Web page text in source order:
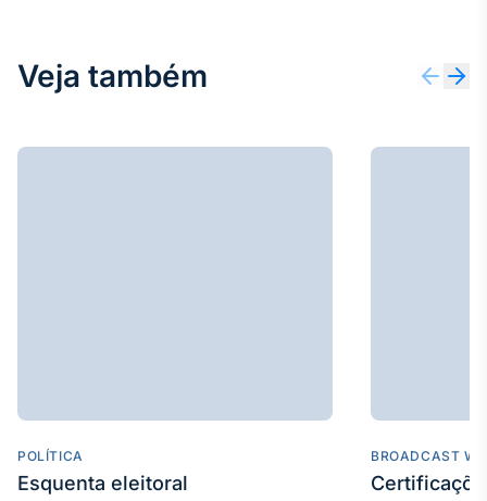
Veja também
POLÍTICA
Esquenta eleitoral
BROADCAST